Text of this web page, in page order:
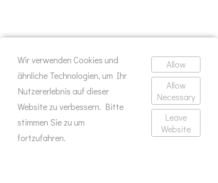
Werkstatt pimpen?
SCHREIB MIR
Wir verwenden Cookies und
ähnliche Technologien, um Ihr
Nutzererlebnis auf dieser
Website zu verbessern. Bitte
stimmen Sie zu um
fortzufahren.
Allow
Allow
Necessary
Leave
Website